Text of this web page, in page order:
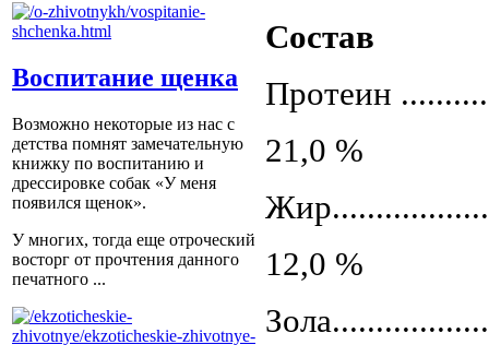
Воспитание щенка
Возможно некоторые из нас с
детства помнят замечательную
книжку по воспитанию и
дрессировке собак «У меня
появился щенок».
У многих, тогда еще отроческий
восторг от прочтения данного
печатного ...
Состав
Протеин
21,0 %
12,0 %